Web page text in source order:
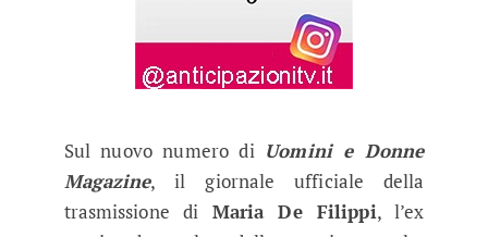
Sul nuovo numero di Uomini e Donne
Magazine, il giornale ufficiale della
trasmissione di Maria De Filippi, l’ex